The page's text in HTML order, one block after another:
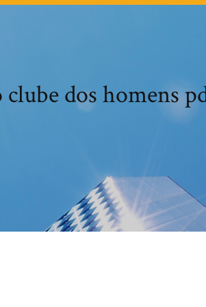
dos homens